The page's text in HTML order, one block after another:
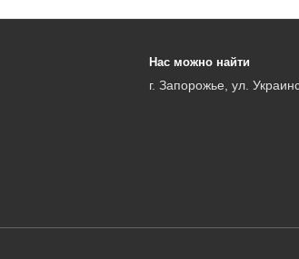
Нас можно найти
г. Запорожье, ул.